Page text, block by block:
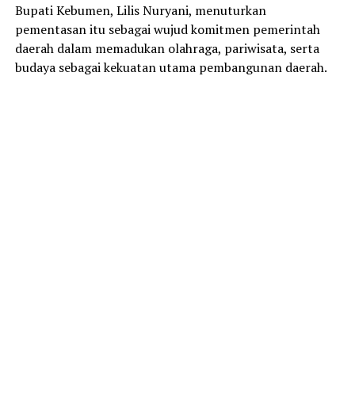
Bupati Kebumen, Lilis Nuryani, menuturkan
pementasan itu sebagai wujud komitmen pemerintah
daerah dalam memadukan olahraga, pariwisata, serta
budaya sebagai kekuatan utama pembangunan daerah.